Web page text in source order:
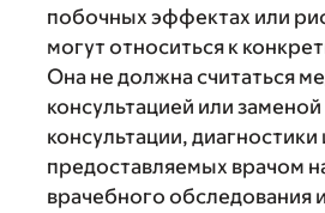
побочных эффектах или
могут относиться к
Она не должна считаться
консультацией или
консультации, диагностики
предоставляемых врачом
врачебного обследования